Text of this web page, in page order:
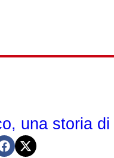
una storia